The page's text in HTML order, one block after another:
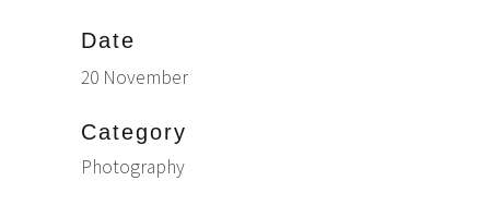
Date
20 November
Category
Photography